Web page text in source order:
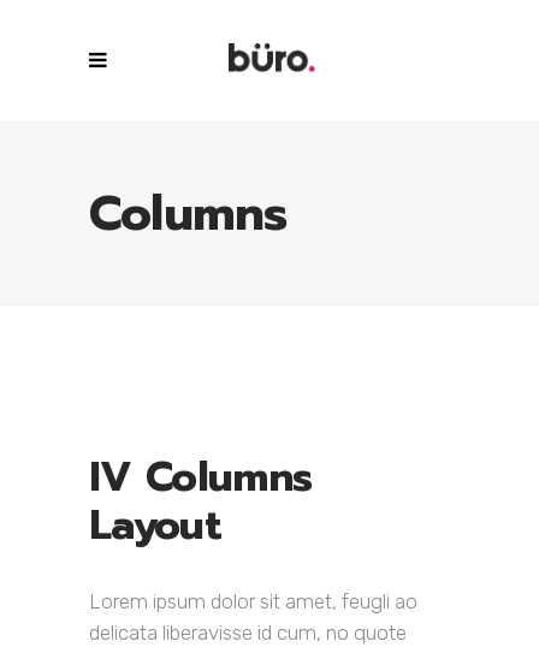
Columns
IV Columns
Layout
Lorem ipsum dolor sit amet, feugli ao
delicata liberavisse id cum, no quote